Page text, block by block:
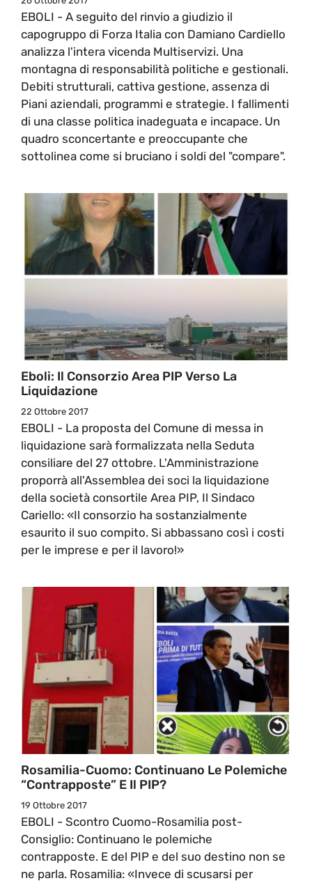
EBOLI - A seguito del rinvio a giudizio il
capogruppo di Forza Italia con Damiano Cardiello
analizza l'intera vicenda Multiservizi. Una
montagna di responsabilità politiche e gestionali.
Debiti strutturali, cattiva gestione, assenza di
Piani aziendali, programmi e strategie. I fallimenti
di una classe politica inadeguata e incapace. Un
quadro sconcertante e preoccupante che
sottolinea come si bruciano i soldi del "compare".
Eboli: Il Consorzio Area PIP Verso La
Liquidazione
22 Ottobre 2017
EBOLI - La proposta del Comune di messa in
liquidazione sarà formalizzata nella Seduta
consiliare del 27 ottobre. L'Amministrazione
proporrà all'Assemblea dei soci la liquidazione
della società consortile Area PIP, Il Sindaco
Cariello: «Il consorzio ha sostanzialmente
esaurito il suo compito. Si abbassano così i costi
per le imprese e per il lavoro!»
Rosamilia-Cuomo: Continuano Le Polemiche
“contrapposte” E Il PIP?
19 Ottobre 2017
EBOLI - Scontro Cuomo-Rosamilia post-
Consiglio: Continuano le polemiche
contrapposte. E del PIP e del suo destino non se
ne parla. Rosamilia: «Invece di scusarsi per